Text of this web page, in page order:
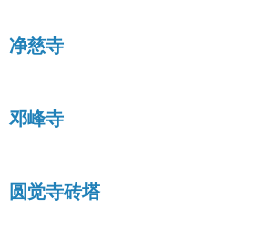
净慈寺
邓峰寺
圆觉寺砖塔